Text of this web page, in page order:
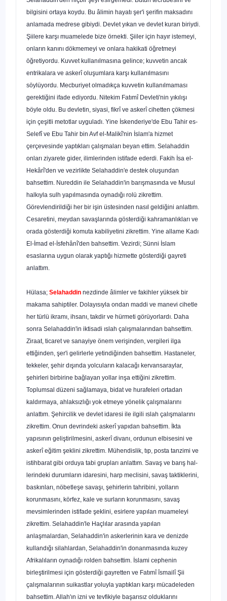
bilgisini ortaya koydu. Bu âlimin hayatı şer'i şerifin maksadını
anlamada medre­se gibiydi. Devlet yıkan ve devlet kuran biriydi.
Şiilere karşı muamelede bize örnek­ti. Şiiler için hayır istemeyi,
onların kanını dökmemeyi ve onlara hakikati öğretme­yi
öğretiyordu. Kuvvet kullanılmasına gelince; kuvvetin ancak
entrikalara ve askerî oluşumlara karşı kullanılmasını
söylüyordu. Mecburiyet olmadıkça kuvvetin kulla­nılmaması
gerektiğini ifade ediyordu. Nitekim Fatımî Devleti'nin yıkılışı
böyle ol­du. Bu devletin, siyasi, fikrî ve askerî cihetten çökmesi
için çeşitli metotlar uygula­dı. Yine İskenderiye'de Ebu Tahir es-
Selefî ve Ebu Tahir bin Avf el-Malikî'nin İs­lam'a hizmet
çerçevesinde yaptıkları çalışmaları beyan ettim. Selahaddin
onları ziya­rete gider, ilimlerinden istifade ederdi. Fakih İsa el-
Hekârî'den ve vezirlikte Selahad­din'e destek oluşundan
bahsettim. Nureddin ile Selahaddin'in barışmasında ve Mu­sul
halkıyla sulh yapılmasında oynadığı rolü zikrettim.
Görevlendirildiği her bir işin üstesinden nasıl geldiğini anlattım.
Cesaretini, meydan savaşlarında gösterdiği kah­ramanlıkları ve
orada gösterdiği komuta kabiliyetini zikrettim. Yine allame Kadı
El-İmad el-İsfehânî'den bahsettim. Vezirdi; Sünni İslam
esaslarına uygun olarak yaptı­ğı hizmette gösterdiği gayreti
anlattım.
Hülasa; Selahaddin nezdinde âlimler ve fakihler yüksek bir
makama sahiptiler. Dolayısıyla ondan maddi ve manevi cihetle
her türlü ikramı, ihsanı, takdir ve hür­meti görüyorlardı. Daha
sonra Selahaddin'in iktisadi ıslah çalışmalarından bahset­tim.
Ziraat, ticaret ve sanayiye önem verişinden, vergileri ilga
ettiğinden, şer'i gelir­lerle yetindiğinden bahsettim. Hastaneler,
tekkeler, şehir dışında yolcuların kalacağı kervansaraylar,
şehirleri birbirine bağlayan yollar inşa ettiğini zikrettim.
Toplumsal düzeni sağlamaya, bidat ve hurafeleri ortadan
kaldırmaya, ahlaksızlığı yok etmeye yönelik çalışmalarını
anlattım. Şehircilik ve devlet idaresi ile ilgili ıslah çalışmalarını
zikrettim. Onun devrindeki askerî yapıdan bahsettim. İkta
yapısının geliştirilmesi­ni, askerî divanı, ordunun elbisesini ve
askerî eğitim şeklini zikrettim. Mühendislik, tıp, posta tanzimi ve
istihbarat gibi orduya tabi grupları anlattım. Savaş ve barış hal­
lerindeki durumların idaresini, harp meclisini, savaş taktiklerini,
baskınları, nöbet­leşe savaşı, şehirlerin tahribini, yolların
korunmasını, körfez, kale ve surların korun­masını, savaş
mevsimlerinden istifade şeklini, esirlere yapılan muameleyi
zikrettim. Selahaddin'le Haçlılar arasında yapılan
anlaşmalardan, Selahaddin'in askerlerinin kara ve denizde
kullandığı silahlardan, Selahaddin'in donanmasında kuzey
Afrikalı­ların oynadığı rolden bahsettim. İslami cephenin
birleştirilmesi için gösterdiği gay­retten ve Fatımî îsmailî Şii
çalışmalarının suikastlar yoluyla yaptıkları karşı mücade­leden
bahsettim. Allah'ın izni ve tevfikiyle başarısız olduklarını